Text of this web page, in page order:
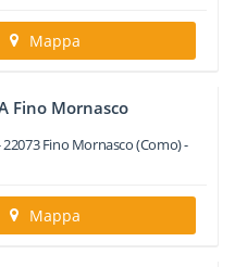
Mappa
Fino Mornasco
22073 Fino Mornasco(Como) -
Mappa